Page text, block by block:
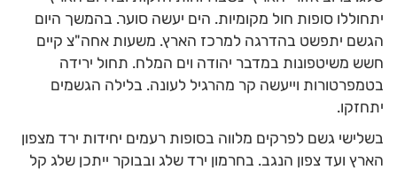
יתחוללו סופות חול מקומיות. הים יעשה סוער. בהמשך היום
הגשם יתפשט בהדרגה למרכז הארץ. משעות אחה"צ קיים
חשש משיטפונות במדבר יהודה וים המלח. תחול ירידה
בטמפרטורות וייעשה קר מהרגיל לעונה. בלילה הגשמים
יתחזקו.
בשלישי גשם לפרקים מלווה בסופות רעמים יחידות ירד מצפון
הארץ ועד צפון הנגב. בחרמון ירד שלג ובבוקר ייתכן שלג קל